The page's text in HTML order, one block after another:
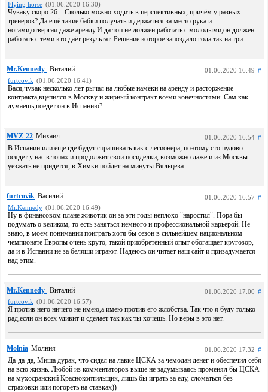
Flying horse (01.06.2020 16:30)
Чуваку скоро 26... Сколько можно ходить в перспективных, причём у разных
тренеров? Да ещё такие бабки получать и держаться за место рука и
ногами,отвергая даже аренду.И да топ не должен работать с молодыми,он должен
работать с теми кто даёт результат. Решение которое запоздало года так на три.
Mr.Kennedy Виталий 01.06.2020 16:49 #
furtcovik (01.06.2020 16:41)
Вася,чувак несколько лет рычал на любые намёки на аренду и расторжение
контракта,вцепился в Москву и жирный контракт всеми конечностями. Сам как
думаешь,поедет он в Испанию?
MVZ-22 Михаил 01.06.2020 16:54 #
В Испании или еще где будут спрашивать как с легионера, поэтому сто пудово
осядет у нас в топах и продолжит свои посиделки, возможно даже и из Москвы
уезжать не придется, в Химки пойдет на минуты Вяльцева
furtcovik Василий 01.06.2020 16:57 #
Mr.Kennedy (01.06.2020 16:49)
Ну в финансовом плане животик он за эти годы неплохо "наростил". Пора бы
подумать о великом, то есть заняться немного и профессиональной карьерой. Не
знаю, в моем понимании поиграть хотя бы сезон в сильнейшем национальном
чемпионате Европы очень круто, такой приобретенный опыт обогащает кругозор,
да и в Испании не за беляши играют. Надеюсь он читает наш сайт и призадумается
над этим.
Mr.Kennedy Виталий 01.06.2020 17:00 #
furtcovik (01.06.2020 16:57)
Я против него ничего не имею,а имею против его жлобства. Так что я буду только
рад,если он всех удивит и сделает так как ты хочешь. Но веры в это нет.
Molnia Молния 01.06.2020 17:32 #
Да-да-да, Миша дурак, что сидел на лавке ЦСКА за чемодан денег и обеспечил себя
на всю жизнь. Любой из комментаторов выше не задумываясь променял бы ЦСКА
на мухосранский Краснокоптильщик, лишь бы играть за еду, сломаться без
страховки или погореть на ставках))